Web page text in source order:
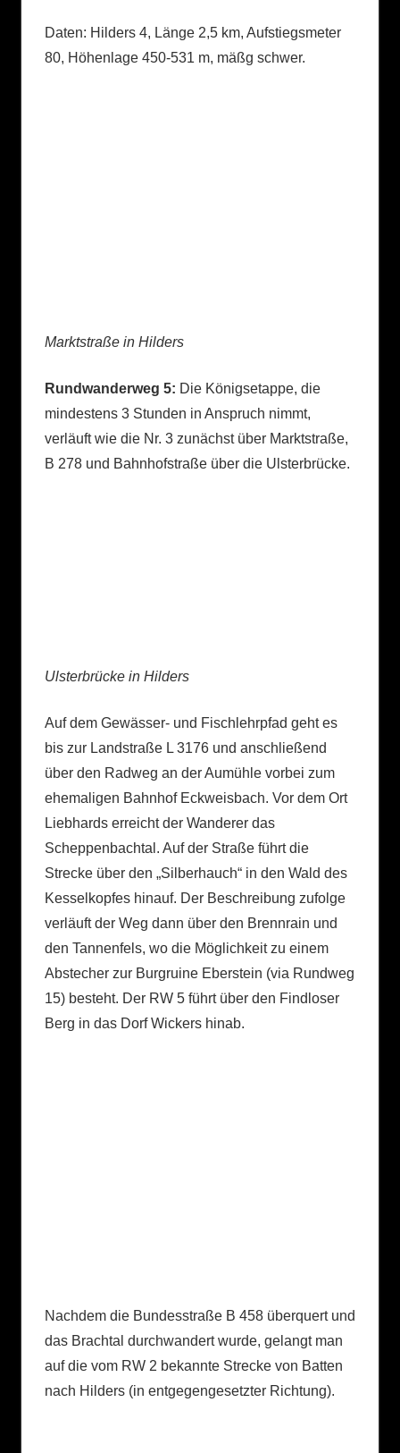
Daten: Hilders 4, Länge 2,5 km, Aufstiegsmeter
80, Höhenlage 450-531 m, mäßg schwer.
Marktstraße in Hilders
Rundwanderweg 5: Die Königsetappe, die
mindestens 3 Stunden in Anspruch nimmt,
verläuft wie die Nr. 3 zunächst über Marktstraße,
B 278 und Bahnhofstraße über die Ulsterbrücke.
Ulsterbrücke in Hilders
Auf dem Gewässer- und Fischlehrpfad geht es
bis zur Landstraße L 3176 und anschließend
über den Radweg an der Aumühle vorbei zum
ehemaligen Bahnhof Eckweisbach. Vor dem Ort
Liebhards erreicht der Wanderer das
Scheppenbachtal. Auf der Straße führt die
Strecke über den „Silberhauch“ in den Wald des
Kesselkopfes hinauf. Der Beschreibung zufolge
verläuft der Weg dann über den Brennrain und
den Tannenfels, wo die Möglichkeit zu einem
Abstecher zur Burgruine Eberstein (via Rundweg
15) besteht. Der RW 5 führt über den Findloser
Berg in das Dorf Wickers hinab.
Nachdem die Bundesstraße B 458 überquert und
das Brachtal durchwandert wurde, gelangt man
auf die vom RW 2 bekannte Strecke von Batten
nach Hilders (in entgegengesetzter Richtung).